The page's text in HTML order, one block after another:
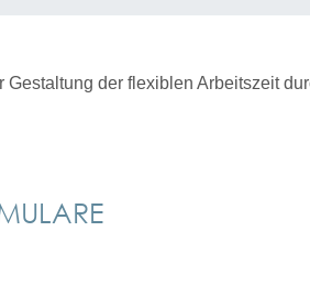
Gestaltung der flexiblen Arbeitszeit